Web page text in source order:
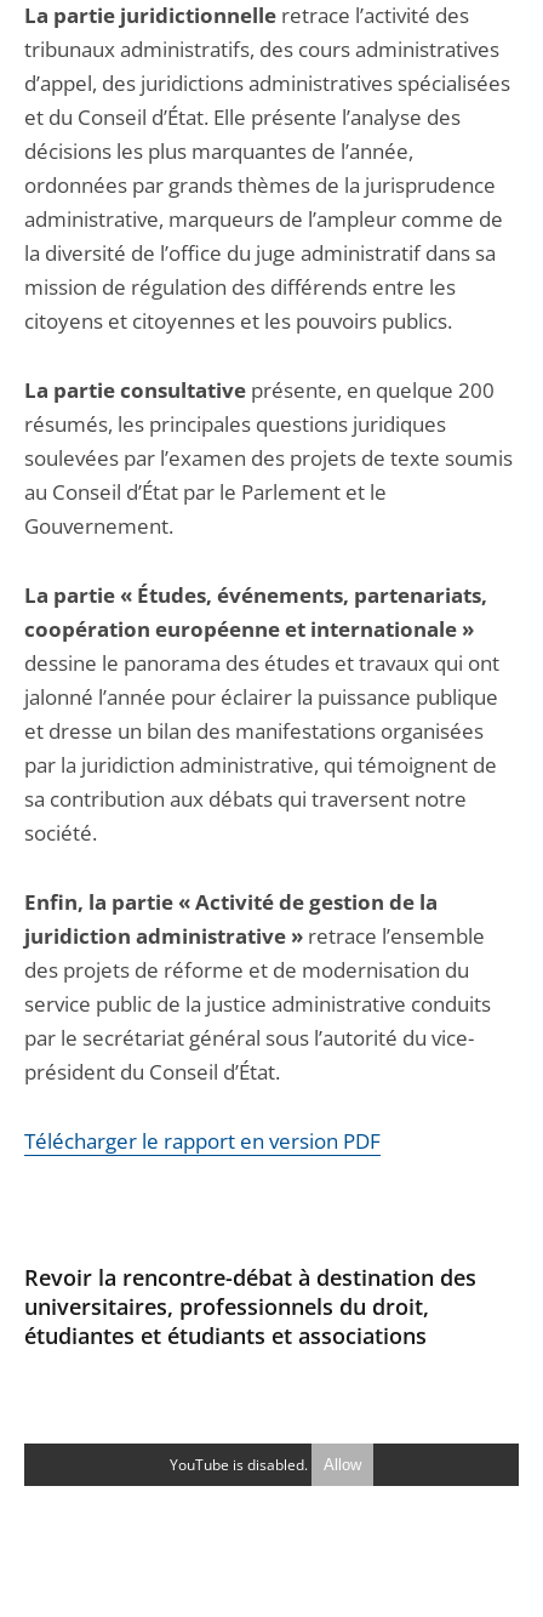
La partie juridictionnelle retrace l’activité des
tribunaux administratifs, des cours administratives
d’appel, des juridictions administratives spécialisées
et du Conseil d’État. Elle présente l’analyse des
décisions les plus marquantes de l’année,
ordonnées par grands thèmes de la jurisprudence
administrative, marqueurs de l’ampleur comme de
la diversité de l’office du juge administratif dans sa
mission de régulation des différends entre les
citoyens et citoyennes et les pouvoirs publics.
La partie consultative présente, en quelque 200
résumés, les principales questions juridiques
soulevées par l’examen des projets de texte soumis
au Conseil d’État par le Parlement et le
Gouvernement.
La partie « Études, événements, partenariats,
coopération européenne et internationale »
dessine le panorama des études et travaux qui ont
jalonné l’année pour éclairer la puissance publique
et dresse un bilan des manifestations organisées
par la juridiction administrative, qui témoignent de
sa contribution aux débats qui traversent notre
société.
Enfin, la partie « Activité de gestion de la
juridiction administrative » retrace l’ensemble
des projets de réforme et de modernisation du
service public de la justice administrative conduits
par le secrétariat général sous l’autorité du vice-
président du Conseil d’État.
Télécharger le rapport en version PDF
Revoir la rencontre-débat à destination des
universitaires, professionnels du droit,
étudiantes et étudiants et associations
YouTube is disabled. Allow